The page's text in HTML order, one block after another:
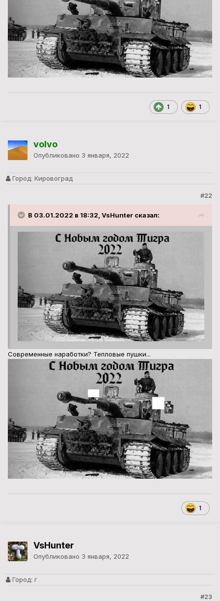
1 1
volvo
Опубликовано 3 января, 2022
Город: Кировоград
#22
В 03.01.2022 в 18:32, VsHunter сказал:
Современные наработки? Тепловые пушки...
1
VsHunter
Опубликовано 3 января, 2022
Город: г
#23